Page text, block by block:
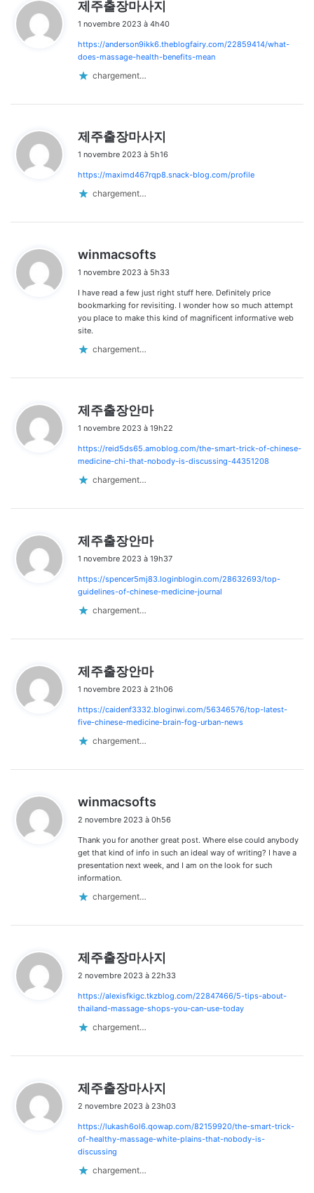
제주출장마사지
t
:
1 novembre 2023 à 4h40
https://anderson9ikk6.theblogfairy.com/22859414/what-
does-massage-health-benefits-mean
chargement…
제주출장마사지
t
1 novembre 2023 à 5h16
https://maximd467rqp8.snack-blog.com/profile
chargement…
winmacsofts
t
:
1 novembre 2023 à 5h33
I have read a few just right stuff here. Definitely price
bookmarking for revisiting. I wonder how so much attempt
you place to make this kind of magnificent informative web
site.
chargement…
제주출장안마
t
:
1 novembre 2023 à 19h22
https://reid5ds65.amoblog.com/the-smart-trick-of-chinese-
medicine-chi-that-nobody-is-discussing-44351208
chargement…
제주출장안마
t
:
1 novembre 2023 à 19h37
https://spencer5mj83.loginblogin.com/28632693/top-
guidelines-of-chinese-medicine-journal
chargement…
제주출장안마
t
:
1 novembre 2023 à 21h06
https://caidenf3332.bloginwi.com/56346576/top-latest-
five-chinese-medicine-brain-fog-urban-news
chargement…
winmacsofts
t
:
2 novembre 2023 à 0h56
Thank you for another great post. Where else could anybody
get that kind of info in such an ideal way of writing? I have a
presentation next week, and I am on the look for such
information.
chargement…
제주출장마사지
t
:
2 novembre 2023 à 22h33
https://alexisfkigc.tkzblog.com/22847466/5-tips-about-
thailand-massage-shops-you-can-use-today
chargement…
제주출장마사지
t
:
2 novembre 2023 à 23h03
https://lukash6ol6.qowap.com/82159920/the-smart-trick-
of-healthy-massage-white-plains-that-nobody-is-
discussing
chargement…